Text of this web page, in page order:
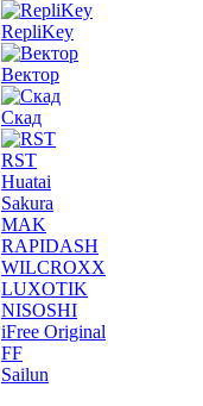
RepliKey
Вектор
Скад
RST
Huatai
Sakura
MAK
RAPIDASH
WILCROXX
LUXOTIK
NISOSHI
iFree Original
FF
Sailun